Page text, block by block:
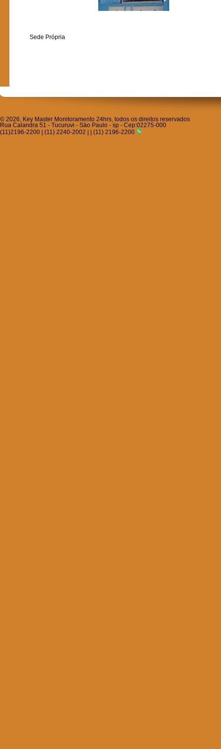
Sede Própria
© 2026, Key Master Monitoramento 24hrs, todos os direitos reservados
Rua Calandra 51 - Tucuruvi - Säo Paulo - sp - Cep:02275-000
(11)2196-2200 | (11) 2240-2002 | | (11) 2196-2200